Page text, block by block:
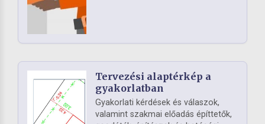
Tervezési alaptérkép a
gyakorlatban
Gyakorlati kérdések és válaszok,
valamint szakmai előadás építtetők,